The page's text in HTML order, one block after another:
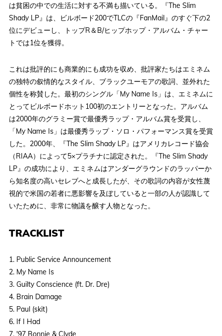
は貧困の中での生活に対する不満も描いている。『The Slim
Shady LP』は、ビルボード200でTLCの『FanMail』のすぐ下の2
位にデビューし、トップR＆B/ヒップホップ・アルバム・チャー
トでは1位を獲得。
これは批評的にも商業的にも成功を収め、批評家たちはエミネム
の独特の叙情的なスタイル、ブラックユーモアの歌詞、並外れた
個性を称賛した。最初のシングル「My Name Is」は、エミネムに
とってビルボードホット100初のエントリーとなった。アルバム
は2000年のグラミー賞で最優秀ラップ・アルバム賞を受賞し、
「My Name Is」は最優秀ラップ・ソロ・パフォーマンス賞を受賞
した。2000年、『The Slim Shady LP』はアメリカレコード協会
（RIAA）によって5×プラチナに認定された。『The Slim Shady
LP』の成功により、エミネムはアンダーグラウンドのラッパーか
ら知名度の高いセレブへと成長したが、その歌詞の内容が女性蔑
視的で米国の若者に悪影響を及ぼしていると一部の人が認識して
いたために、非常に物議を醸す人物となった。
TRACKLIST
1. Public Service Announcement
2. My Name Is
3. Guilty Conscience (ft. Dr. Dre)
4. Brain Damage
5. Paul (skit)
6. If I Had
7. '97 Bonnie & Clyde